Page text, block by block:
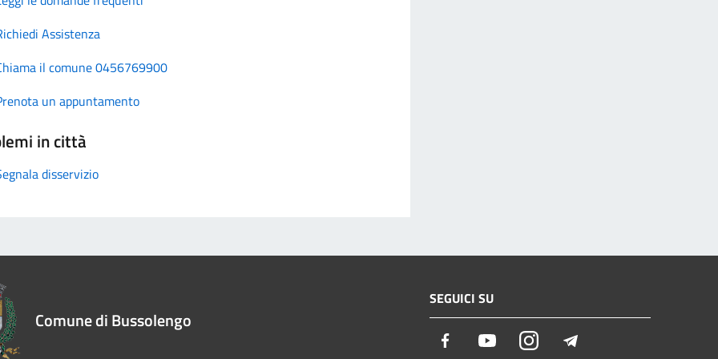
Assistenza
il comune 0456769900
un appuntamento
in città
disservizio
Comune di Bussolengo
SEGUICI SU
Facebook YoutubeInstagram